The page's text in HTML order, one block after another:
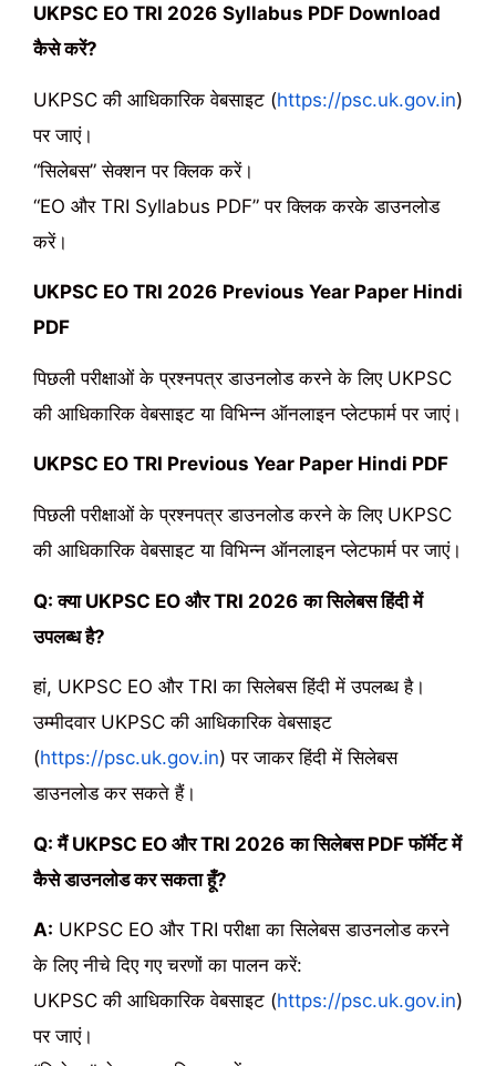
UKPSC EO TRI 2026 Syllabus PDF Download
कैसे करें?
UKPSC की आधिकारिक वेबसाइट (https://psc.uk.gov.in)
पर जाएं।
“सिलेबस” सेक्शन पर क्लिक करें।
“EO और TRI Syllabus PDF” पर क्लिक करके डाउनलोड
करें।
UKPSC EO TRI 2026 Previous Year Paper Hindi
PDF
पिछली परीक्षाओं के प्रश्नपत्र डाउनलोड करने के लिए UKPSC
की आधिकारिक वेबसाइट या विभिन्न ऑनलाइन प्लेटफार्म पर जाएं।
UKPSC EO TRI Previous Year Paper Hindi PDF
पिछली परीक्षाओं के प्रश्नपत्र डाउनलोड करने के लिए UKPSC
की आधिकारिक वेबसाइट या विभिन्न ऑनलाइन प्लेटफार्म पर जाएं।
Q: क्या UKPSC EO और TRI 2026 का सिलेबस हिंदी में
उपलब्ध है?
हां, UKPSC EO और TRI का सिलेबस हिंदी में उपलब्ध है।
उम्मीदवार UKPSC की आधिकारिक वेबसाइट
(https://psc.uk.gov.in) पर जाकर हिंदी में सिलेबस
डाउनलोड कर सकते हैं।
Q: मैं UKPSC EO और TRI 2026 का सिलेबस PDF फॉर्मेट में
कैसे डाउनलोड कर सकता हूँ?
A: UKPSC EO और TRI परीक्षा का सिलेबस डाउनलोड करने
के लिए नीचे दिए गए चरणों का पालन करें:
UKPSC की आधिकारिक वेबसाइट (https://psc.uk.gov.in)
पर जाएं।